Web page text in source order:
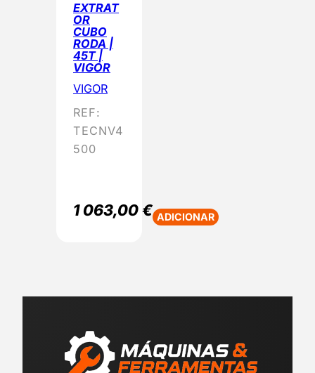
EXTRAT
OR
CUBO
RODA |
45T |
VIGOR
VIGOR
REF:
TECNV4
500
1 063,00€ ADICIONAR